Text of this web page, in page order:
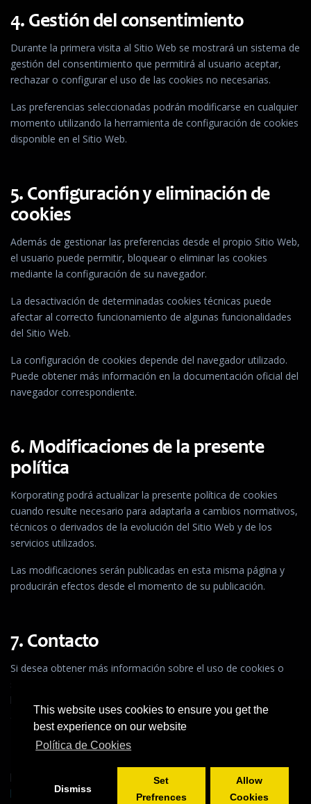
This website uses cookies to ensure you get the
best experience on our website
Política de Cookies
Dismiss
Set
Prefrences
Allow
Cookies
4. Gestión del consentimiento
Durante la primera visita al Sitio Web se mostrará un sistema de
gestión del consentimiento que permitirá al usuario aceptar,
rechazar o configurar el uso de las cookies no necesarias.
Las preferencias seleccionadas podrán modificarse en cualquier
momento utilizando la herramienta de configuración de cookies
disponible en el Sitio Web.
5. Configuración y eliminación de
cookies
Además de gestionar las preferencias desde el propio Sitio Web,
el usuario puede permitir, bloquear o eliminar las cookies
mediante la configuración de su navegador.
La desactivación de determinadas cookies técnicas puede
afectar al correcto funcionamiento de algunas funcionalidades
del Sitio Web.
La configuración de cookies depende del navegador utilizado.
Puede obtener más información en la documentación oficial del
navegador correspondiente.
6. Modificaciones de la presente
política
Korporating podrá actualizar la presente política de cookies
cuando resulte necesario para adaptarla a cambios normativos,
técnicos o derivados de la evolución del Sitio Web y de los
servicios utilizados.
Las modificaciones serán publicadas en esta misma página y
producirán efectos desde el momento de su publicación.
7. Contacto
Si desea obtener más información sobre el uso de cookies o
la
a través del correo electrónico
dataprotection@korporating.com.
presente Sitio Web, puede consultar también el
aviso legal
política de privacidad